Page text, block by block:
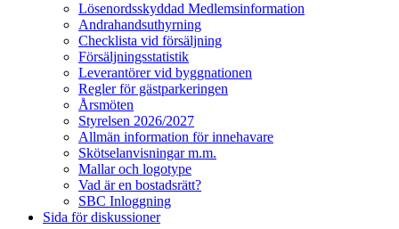
Lösenordsskyddad Medlemsinformation
Andrahandsuthyrning
Checklista vid försäljning
Försäljningsstatistik
Leverantörer vid byggnationen
Regler för gästparkeringen
Årsmöten
Styrelsen 2026/2027
Allmän information för innehavare
Skötselanvisningar m.m.
Mallar och logotype
Vad är en bostadsrätt?
SBC Inloggning
Sida för diskussioner